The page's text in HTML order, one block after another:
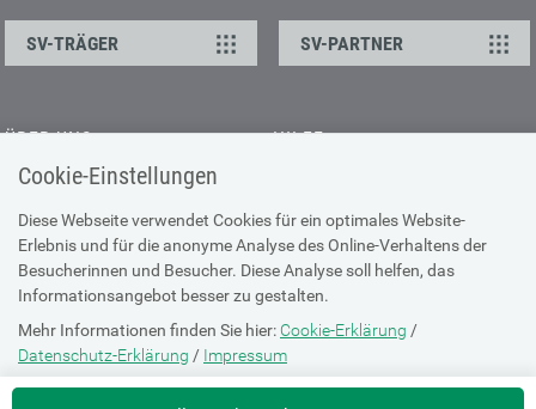
Cookie-Einstellungen
Diese Webseite verwendet Cookies für ein optimales Website-
Erlebnis und für die anonyme Analyse des Online-Verhaltens der
Besucherinnen und Besucher. Diese Analyse soll helfen, das
Informationsangebot besser zu gestalten.
Mehr Informationen finden Sie hier: Cookie-Erklärung /
Datenschutz-Erklärung / Impressum
Die Einstellung können Sie jederzeit auf der Seite "Cookie-Erklärung"
SV-TRÄGER SV-PARTNER
ÜBER UNS
Kontakt
Offene Stellen
Presse
HILFE
Browser-Info & Sicherheit
Hilfe zur Suche
Technische Unterstützung
DATENSCHUTZ
Cookie-Erklärung